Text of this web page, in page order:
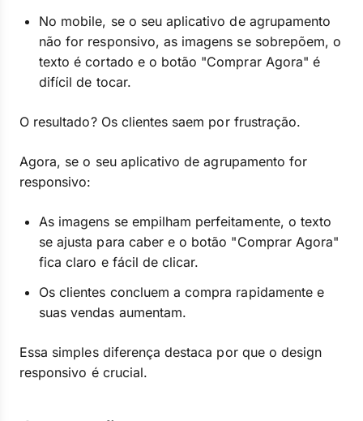
No mobile, se o seu aplicativo de agrupamento
não for responsivo, as imagens se sobrepõem, o
texto é cortado e o botão "Comprar Agora" é
difícil de tocar.
O resultado? Os clientes saem por frustração.
Agora, se o seu aplicativo de agrupamento for
responsivo:
As imagens se empilham perfeitamente, o texto
se ajusta para caber e o botão "Comprar Agora"
fica claro e fácil de clicar.
Os clientes concluem a compra rapidamente e
suas vendas aumentam.
Essa simples diferença destaca por que o design
responsivo é crucial.